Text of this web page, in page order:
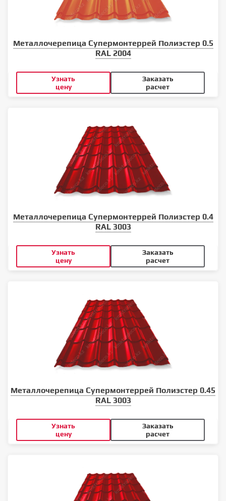
Металлочерепица Супермонтеррей Полиэстер 0.5
RAL 2004
Узнать
цену
Заказать
расчет
Металлочерепица Супермонтеррей Полиэстер 0.4
RAL 3003
Узнать
цену
Заказать
расчет
Металлочерепица Супермонтеррей Полиэстер 0.45
RAL 3003
Узнать
цену
Заказать
расчет